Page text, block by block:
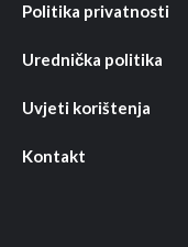
Politika privatnosti
Urednička politika
Uvjeti korištenja
Kontakt